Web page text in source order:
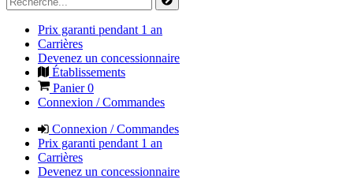
Prix garanti pendant 1 an
Carrières
Devenez un concessionnaire
Établissements
Panier0
Connexion / Commandes
Connexion / Commandes
Prix garanti pendant 1 an
Carrières
Devenez un concessionnaire